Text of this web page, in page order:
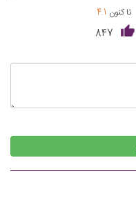
تا کنون 4.1
847